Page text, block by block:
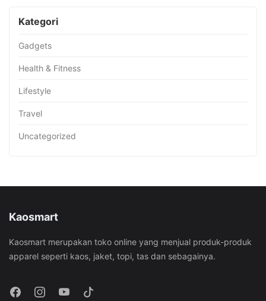
Kategori
Gadgets
Health & Fitness
Lifestyle
Travel
Uncategorized
Kaosmart
Kaosmart merupakan toko online yang menjual produk-produk
apparel seperti kaos, jaket, topi, tas dan sebagainya.